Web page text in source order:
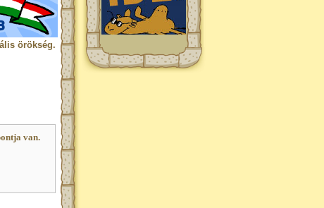
örökség.
van.